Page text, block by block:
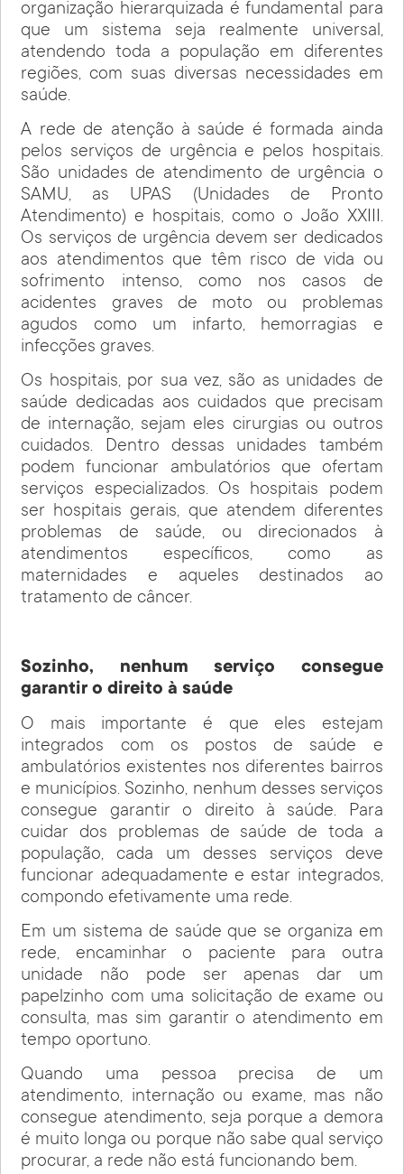
organização hierarquizada é fundamental para
que um sistema seja realmente universal,
atendendo toda a população em diferentes
regiões, com suas diversas necessidades em
saúde.
A rede de atenção à saúde é formada ainda
pelos serviços de urgência e pelos hospitais.
São unidades de atendimento de urgência o
SAMU, as UPAS (Unidades de Pronto
Atendimento) e hospitais, como o João XXIII.
Os serviços de urgência devem ser dedicados
aos atendimentos que têm risco de vida ou
sofrimento intenso, como nos casos de
acidentes graves de moto ou problemas
agudos como um infarto, hemorragias e
infecções graves.
Os hospitais, por sua vez, são as unidades de
saúde dedicadas aos cuidados que precisam
de internação, sejam eles cirurgias ou outros
cuidados. Dentro dessas unidades também
podem funcionar ambulatórios que ofertam
serviços especializados. Os hospitais podem
ser hospitais gerais, que atendem diferentes
problemas de saúde, ou direcionados à
atendimentos específicos, como as
maternidades e aqueles destinados ao
tratamento de câncer.
Sozinho, nenhum serviço consegue
garantir o direito à saúde
O mais importante é que eles estejam
integrados com os postos de saúde e
ambulatórios existentes nos diferentes bairros
e municípios. Sozinho, nenhum desses serviços
consegue garantir o direito à saúde. Para
cuidar dos problemas de saúde de toda a
população, cada um desses serviços deve
funcionar adequadamente e estar integrados,
compondo efetivamente uma rede.
Em um sistema de saúde que se organiza em
rede, encaminhar o paciente para outra
unidade não pode ser apenas dar um
papelzinho com uma solicitação de exame ou
consulta, mas sim garantir o atendimento em
tempo oportuno.
Quando uma pessoa precisa de um
atendimento, internação ou exame, mas não
consegue atendimento, seja porque a demora
é muito longa ou porque não sabe qual serviço
procurar, a rede não está funcionando bem.